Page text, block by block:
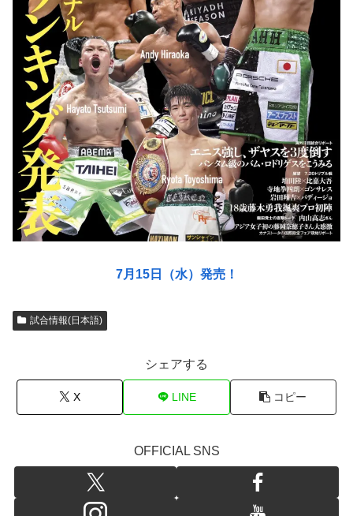
7月15日（水）発売！
試合情報(日本語)
シェアする
X LINE コピー
OFFICIAL SNS